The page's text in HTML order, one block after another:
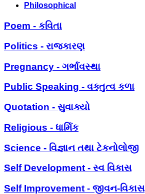
Philosophical
Poem - કવિતા
Politics - રાજકારણ
Pregnancy - ગર્ભાવસ્થા
Public Speaking - વક્તુત્વ કળા
Quotation - સુવાક્યો
Religious - ધાર્મિક
Science - વિજ્ઞાન તથા ટેકનોલોજી
Self Development - સ્વ વિકાસ
Self Improvement - જીવન-વિકાસ